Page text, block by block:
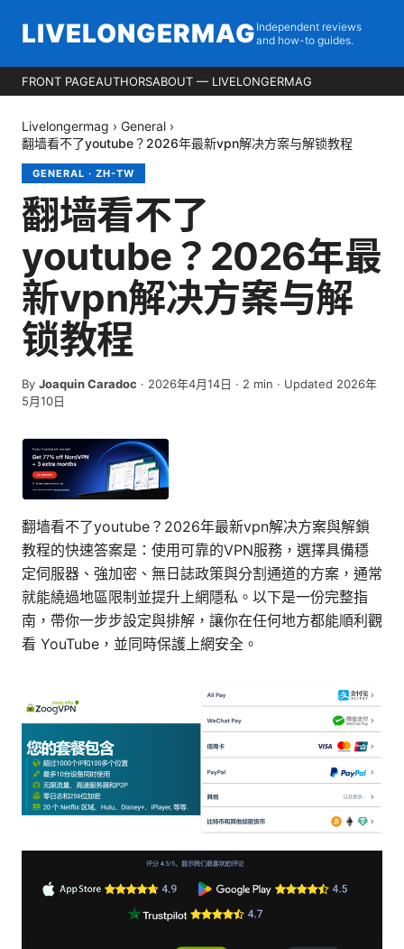
LIVELONGERMAG Independent reviews
and how-to guides.
FRONT PAGEAUTHORSABOUT — LIVELONGERMAG
Livelongermag › General ›
翻墙看不了youtube？2026年最新vpn解决方案与解锁教程
GENERAL · ZH-TW
翻墙看不了
youtube？2026年最
新vpn解决方案与解
锁教程
By Joaquin Caradoc · 2026年4月14日 · 2 min · Updated 2026年
5月10日
翻墙看不了youtube？2026年最新vpn解决方案與解鎖
教程的快速答案是：使用可靠的VPN服務，選擇具備穩
定伺服器、強加密、無日誌政策與分割通道的方案，通常
就能繞過地區限制並提升上網隱私。以下是一份完整指
南，帶你一步步設定與排解，讓你在任何地方都能順利觀
看 YouTube，並同時保護上網安全。